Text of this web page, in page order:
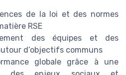
de la loi et des normes
RSE
des équipes et des
d’objectifs communs
globale grâce à une